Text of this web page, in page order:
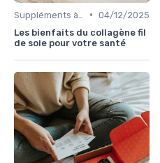
• 04/12/2025
Les bienfaits du collagène fil
de soie pour votre santé